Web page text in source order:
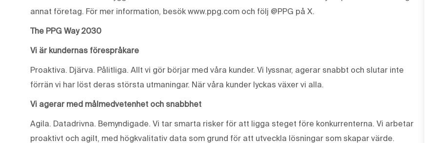
annat företag. För mer information, besök www.ppg.com och följ @PPG på X.
The PPG Way 2030
Vi är kundernas förespråkare
Proaktiva. Djärva. Pålitliga. Allt vi gör börjar med våra kunder. Vi lyssnar, agerar snabbt och slutar inte
förrän vi har löst deras största utmaningar. När våra kunder lyckas växer vi alla.
Vi agerar med målmedvetenhet och snabbhet
Agila. Datadrivna. Bemyndigade. Vi tar smarta risker för att ligga steget före konkurrenterna. Vi arbetar
proaktivt och agilt, med högkvalitativ data som grund för att utveckla lösningar som skapar värde.